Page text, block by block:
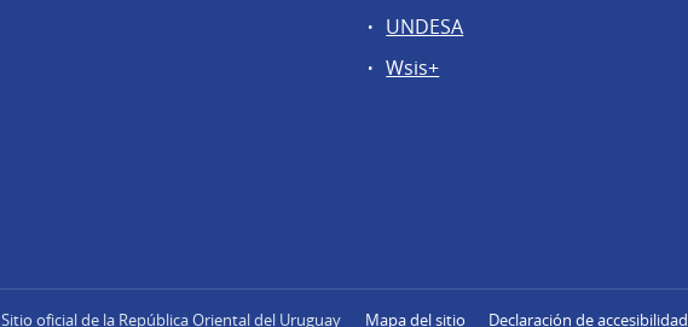
UNDESA
Wsis+
Sitio oficial de la República Oriental del Uruguay Mapa del sitio Declaración de accesibilidad